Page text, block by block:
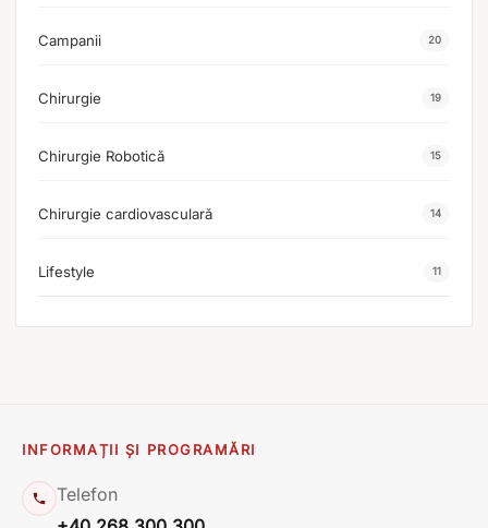
Campanii 20
Chirurgie 19
Chirurgie Robotică 15
Chirurgie cardiovasculară 14
Lifestyle 11
INFORMAȚII ȘI PROGRAMĂRI
Telefon